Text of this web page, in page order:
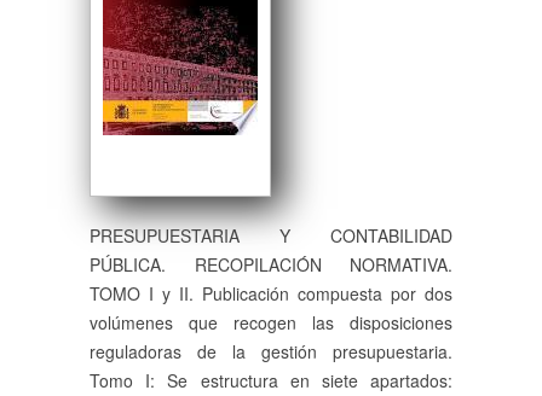
PRESUPUESTARIA Y CONTABILIDAD
PÚBLICA. RECOPILACIÓN NORMATIVA.
TOMO I y II. Publicación compuesta por dos
volúmenes que recogen las disposiciones
reguladoras de la gestión presupuestaria.
Tomo I: Se estructura en siete apartados: